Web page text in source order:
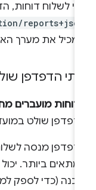
לשלוח דוחות,
את מערך
הדפדפן שולח
מועברים
שולט במועד
מנסה לשלוח
ביותר. יכול
(כדי לספק